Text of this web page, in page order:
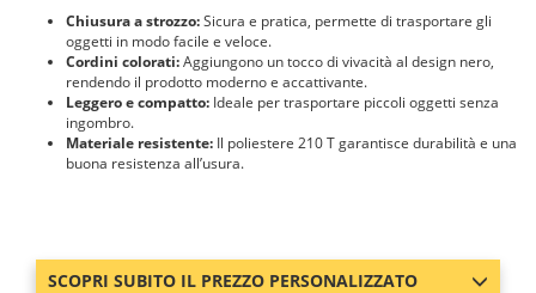
Chiusura a strozzo:Sicura e pratica, permette di trasportare gli
oggetti in modo facile e veloce.
Cordini colorati:Aggiungono un tocco di vivacità al design nero,
rendendo il prodotto moderno e accattivante.
Leggero e compatto: Ideale per trasportare piccoli oggetti senza
ingombro.
Materiale resistente: Il poliestere 210 T garantisce durabilità e una
buona resistenza all’usura.
SCOPRI SUBITO IL PREZZO PERSONALIZZATO